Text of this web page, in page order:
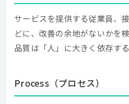
サービスを提供する従業員、
どに、改善の余地がないかを
品質は「人」に大きく依存する
Process（プロセス）